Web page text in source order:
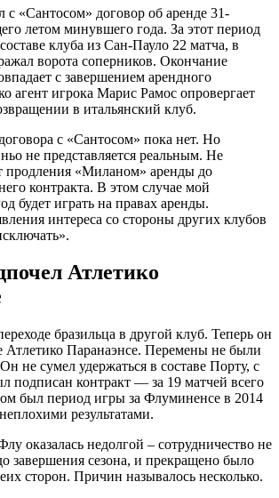
«Сантосом» договор об аренде 31-
летом минувшего года. За этот период
клуба из Сан-Пауло 22 матча, в
ворота соперников. Окончание
с завершением арендного
агент игрока Марис Рамос опровергает
в итальянский клуб.
с «Сантосом» пока нет. Но
не представляется реальным. Не
продления «Миланом» аренды до
контракта. В этом случае мой
будет играть на правах аренды.
интереса со стороны других клубов
Атлетико
бразильца в другой клуб. Теперь он
Атлетико Паранаэнсе. Перемены не были
не сумел удержаться в составе Порту, с
подписан контракт — за 19 матчей всего
был период игры за Флуминенсе в 2014
результатами.
оказалась недолгой – сотрудничество не
завершения сезона, и прекращено было
сторон. Причин называлось несколько.